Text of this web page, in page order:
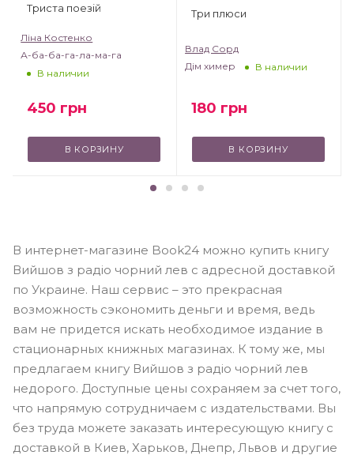
Триста поезій
Ліна Костенко
А-ба-ба-га-ла-ма-га
В наличии
450 грн
В КОРЗИНУ
Три плюси
Влад Сорд
Дім химер
В наличии
180 грн
В КОРЗИНУ
В интернет-магазине Book24 можно купить книгу
Вийшов з радіо чорний лев с адресной доставкой
по Украине. Наш сервис – это прекрасная
возможность сэкономить деньги и время, ведь
вам не придется искать необходимое издание в
стационарных книжных магазинах. К тому же, мы
предлагаем книгу Вийшов з радіо чорний лев
недорого. Доступные цены сохраняем за счет того,
что напрямую сотрудничаем с издательствами. Вы
без труда можете заказать интересующую книгу с
доставкой в Киев, Харьков, Днепр, Львов и другие